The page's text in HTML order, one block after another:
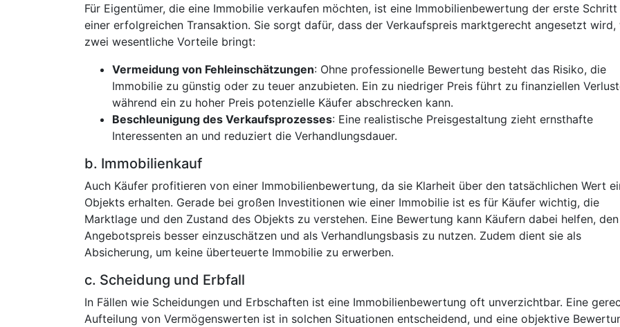
Für Eigentümer, die eine Immobilie verkaufen möchten, ist eine Immobilienbewertung der erste Schritt
einer erfolgreichen Transaktion. Sie sorgt dafür, dass der Verkaufspreis marktgerecht angesetzt wird,
zwei wesentliche Vorteile bringt:
Vermeidung von Fehleinschätzungen: Ohne professionelle Bewertung besteht das Risiko, die
Immobilie zu günstig oder zu teuer anzubieten. Ein zu niedriger Preis führt zu finanziellen
während ein zu hoher Preis potenzielle Käufer abschrecken kann.
Beschleunigung des Verkaufsprozesses: Eine realistische Preisgestaltung zieht ernsthafte
Interessenten an und reduziert die Verhandlungsdauer.
b. Immobilienkauf
Auch Käufer profitieren von einer Immobilienbewertung, da sie Klarheit über den tatsächlichen Wert
Objekts erhalten. Gerade bei großen Investitionen wie einer Immobilie ist es für Käufer wichtig, die
Marktlage und den Zustand des Objekts zu verstehen. Eine Bewertung kann Käufern dabei helfen, den
Angebotspreis besser einzuschätzen und als Verhandlungsbasis zu nutzen. Zudem dient sie als
Absicherung, um keine überteuerte Immobilie zu erwerben.
c. Scheidung und Erbfall
In Fällen wie Scheidungen und Erbschaften ist eine Immobilienbewertung oft unverzichtbar. Eine
Aufteilung von Vermögenswerten ist in solchen Situationen entscheidend, und eine objektive